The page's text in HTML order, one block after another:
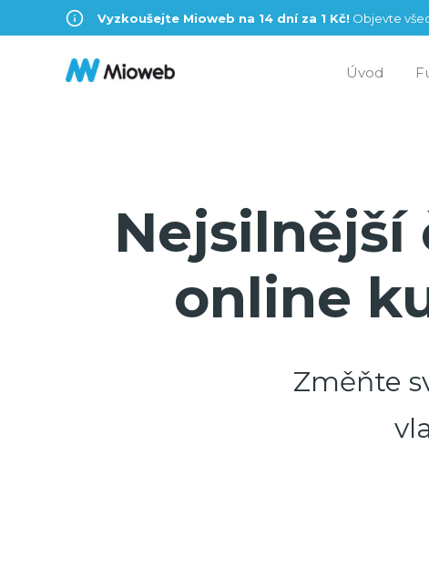
Vyzkoušejte Mioweb na 14 dní za 1 Kč! Objevte
Úvod
Nejsilnější
online
Změňte